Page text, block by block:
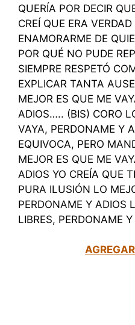
QUERÍA POR DECIR
CREÍ QUE ERA
ENAMORARME DE
POR QUÉ NO PUDE
SIEMPRE RESPETÓ
EXPLICAR TANTA
MEJOR ES QUE ME
ADIOS….. (BIS) CORO
VAYA, PERDONAME Y
EQUIVOCA, PERO
MEJOR ES QUE ME
ADIOS YO CREÍA QUE
PURA ILUSIÓN LO
PERDONAME Y ADIOS
LIBRES, PERDONAME